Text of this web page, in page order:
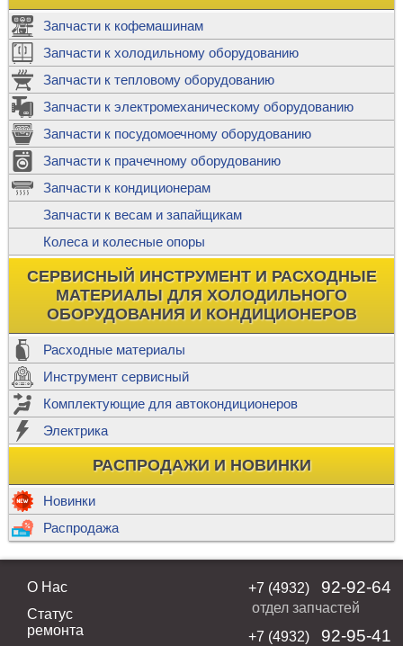
Запчасти к кофемашинам
Запчасти к холодильному оборудованию
Запчасти к тепловому оборудованию
Запчасти к электромеханическому оборудованию
Запчасти к посудомоечному оборудованию
Запчасти к прачечному оборудованию
Запчасти к кондиционерам
Запчасти к весам и запайщикам
Колеса и колесные опоры
СЕРВИСНЫЙ ИНСТРУМЕНТ И РАСХОДНЫЕ
МАТЕРИАЛЫ ДЛЯ ХОЛОДИЛЬНОГО
ОБОРУДОВАНИЯ И КОНДИЦИОНЕРОВ
Расходные материалы
Инструмент сервисный
Комплектующие для автокондиционеров
Электрика
РАСПРОДАЖИ И НОВИНКИ
Новинки
Распродажа
О Нас
Статус
ремонта
+7 (4932) 92-92-64
отдел запчастей
+7 (4932)
92-95-41